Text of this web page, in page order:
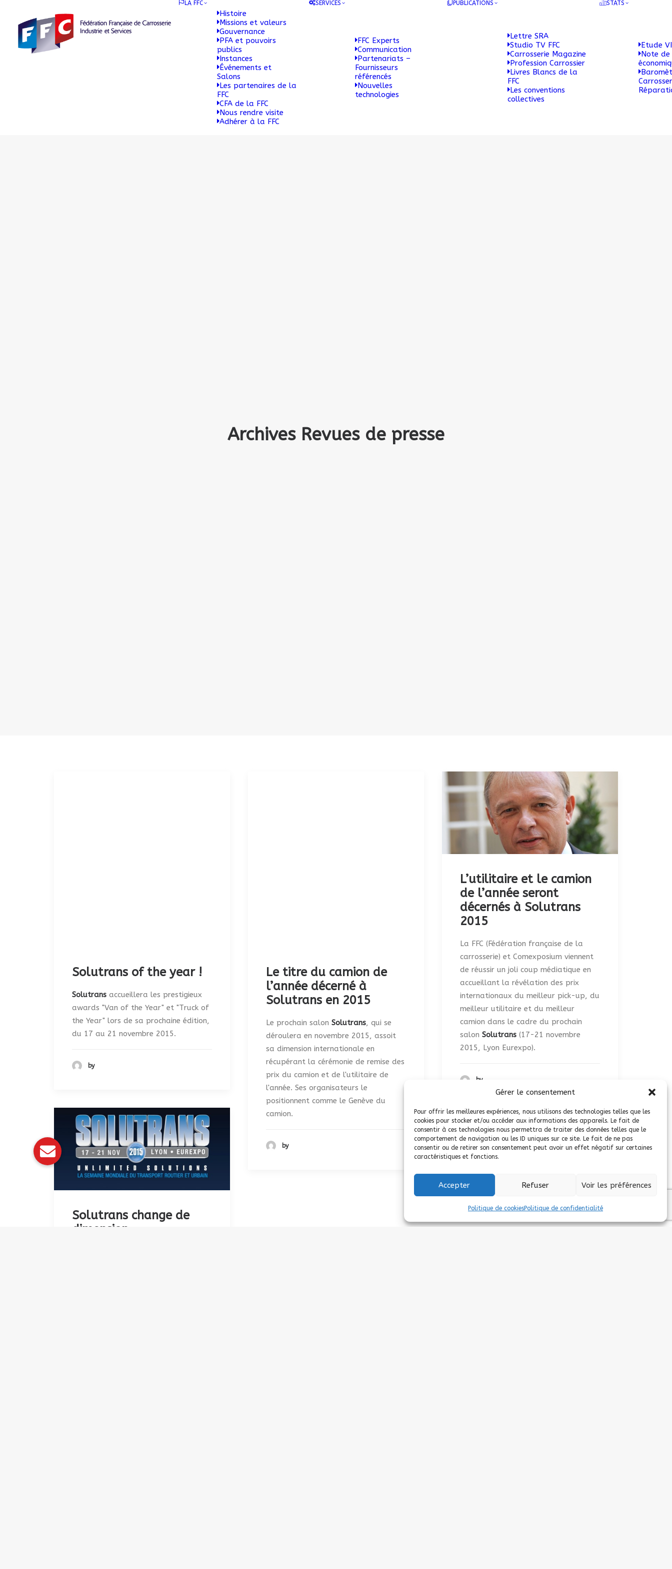
Gérer le consentement
Pour offrir les meilleures expériences, nous utilisons des technologies telles que les
cookies pour stocker et/ou accéder aux informations des appareils. Le fait de
consentir à ces technologies nous permettra de traiter des données telles que le
comportement de navigation ou les ID uniques sur ce site. Le fait de ne pas
consentir ou de retirer son consentement peut avoir un effet négatif sur certaines
caractéristiques et fonctions.
Accepter Refuser Voir les préférences
Politique de cookiesPolitique de confidentialité
LA FFC
Histoire
Missions et valeurs
Gouvernance
PFA et pouvoirs
publics
Instances
Événements et
Salons
Les partenaires de la
FFC
CFA de la FFC
Nous rendre visite
Adhérer à la FFC
SERVICES
FFC Experts
Communication
Partenariats –
Fournisseurs
référencés
Nouvelles
technologies
PUBLICATIONS
Lettre SRA
Studio TV FFC
Carrosserie Magazine
Profession Carrossier
Livres Blancs de la
FFC
Les conventions
collectives
STATS
Etude
Note de
Archives Revues de presse
Solutrans of the year !
Solutrans accueillera les prestigieux
awards "Van of the Year" et "Truck of
the Year" lors de sa prochaine édition,
du 17 au 21 novembre 2015.
by
Le titre du camion de
l’année décerné à
Solutrans en 2015
Le prochain salon Solutrans, qui se
déroulera en novembre 2015, assoit
sa dimension internationale en
récupérant la cérémonie de remise des
prix du camion et de l'utilitaire de
l'année. Ses organisateurs le
positionnent comme le Genève du
camion.
by
L’utilitaire et le camion
de l’année seront
décernés à Solutrans
2015
La FFC (Fédération française de la
carrosserie) et Comexposium viennent
de réussir un joli coup médiatique en
accueillant la révélation des prix
internationaux du meilleur pick-up, du
meilleur utilitaire et du meilleur
camion dans le cadre du prochain
salon Solutrans (17-21 novembre
2015, Lyon Eurexpo).
by
Solutrans change de
dimension